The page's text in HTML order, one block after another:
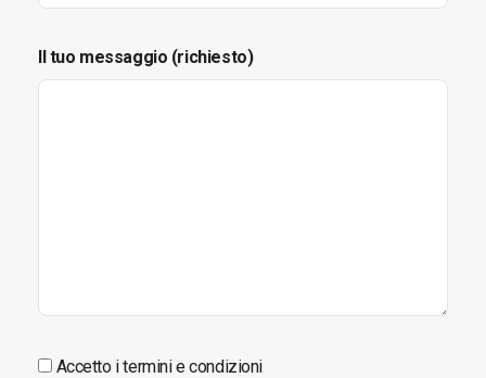
Il tuo messaggio (richiesto)
Accetto i termini e condizioni